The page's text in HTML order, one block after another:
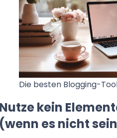
Die besten Blogging-
kein
es nicht